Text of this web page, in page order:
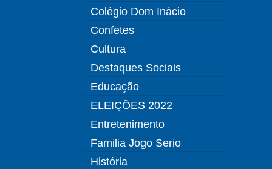
Colégio Dom Inácio
Confetes
Cultura
Destaques Sociais
Educação
ELEIÇÕES 2022
Entretenimento
Familia Jogo Serio
História